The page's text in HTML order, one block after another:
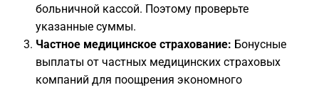
больничной кассой. Поэтому проверьте
указанные суммы.
Частное медицинское страхование: Бонусные
выплаты от частных медицинских страховых
компаний для поощрения экономного